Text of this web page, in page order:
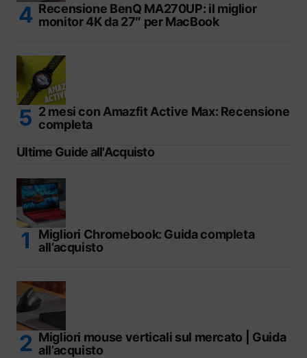
Recensione BenQ MA270UP: il miglior
monitor 4K da 27″ per MacBook
2 mesi con Amazfit Active Max: Recensione
completa
Ultime Guide all'Acquisto
Migliori Chromebook: Guida completa
all’acquisto
Migliori mouse verticali sul mercato | Guida
all’acquisto